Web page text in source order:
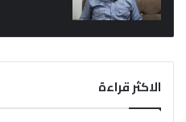
الاكثر قراءة